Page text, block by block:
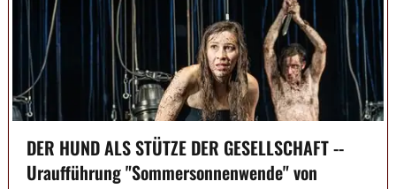
DER HUND ALS STÜTZE DER GESELLSCHAFT --
Uraufführung "Sommersonnenwende" von